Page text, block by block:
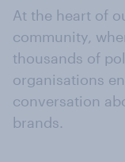
At the heart of
community,
thousands of
organisations
conversation
brands.